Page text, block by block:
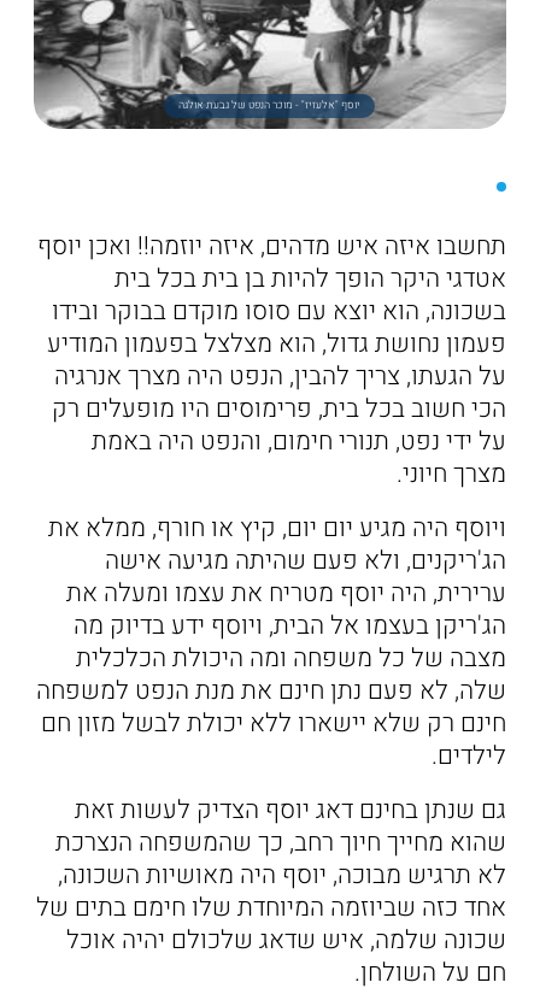
יוסף "אלעזיז" - מוכר הנפט של גבעת אולגה
תחשבו איזה איש מדהים, איזה יוזמה!! ואכן יוסף
אטדגי היקר הופך להיות בן בית בכל בית
בשכונה, הוא יוצא עם סוסו מוקדם בבוקר ובידו
פעמון נחושת גדול, הוא מצלצל בפעמון המודיע
על הגעתו, צריך להבין, הנפט היה מצרך אנרגיה
הכי חשוב בכל בית, פרימוסים היו מופעלים רק
על ידי נפט, תנורי חימום, והנפט היה באמת
מצרך חיוני.
ויוסף היה מגיע יום יום, קיץ או חורף, ממלא את
הג'ריקנים, ולא פעם שהיתה מגיעה אישה
ערירית, היה יוסף מטריח את עצמו ומעלה את
הג'ריקן בעצמו אל הבית, ויוסף ידע בדיוק מה
מצבה של כל משפחה ומה היכולת הכלכלית
שלה, לא פעם נתן חינם את מנת הנפט למשפחה
חינם רק שלא יישארו ללא יכולת לבשל מזון חם
לילדים.
גם שנתן בחינם דאג יוסף הצדיק לעשות זאת
שהוא מחייך חיוך רחב, כך שהמשפחה הנצרכת
לא תרגיש מבוכה, יוסף היה מאושיות השכונה,
אחד כזה שביוזמה המיוחדת שלו חימם בתים של
שכונה שלמה, איש שדאג שלכולם יהיה אוכל
חם על השולחן.